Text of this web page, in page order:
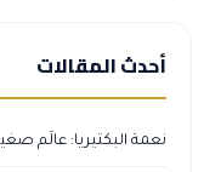
أحدث المقالات
نعمة البكتيريا: عالَم